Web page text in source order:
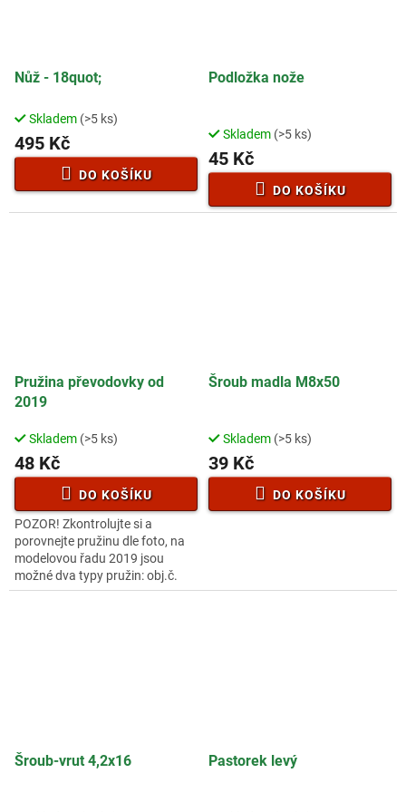
Nůž - 18quot;
Průměrné
hodnocení
produktu
3,5
Skladem (>5 ks)
495 Kč
DO KOŠÍKU
Podložka nože
Skladem (>5 ks)
45 Kč
DO KOŠÍKU
Pružina převodovky od
2019
Skladem (>5 ks)
48 Kč
DO KOŠÍKU
POZOR! Zkontrolujte si a
porovnejte pružinu dle foto, na
modelovou řadu 2019 jsou
možné dva typy pružin: obj.č.
50G34AJ000100 pružina
Šroub madla M8x50
Skladem (>5 ks)
39 Kč
DO KOŠÍKU
Šroub-vrut 4,2x16 Pastorek levý